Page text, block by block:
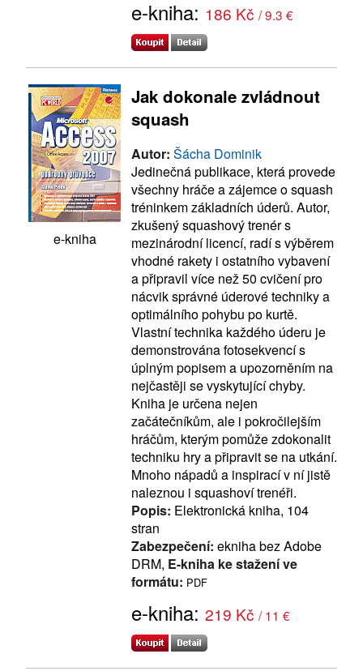
e-kniha: 186 Kč / 9.3 €
e-kniha
Jak dokonale zvládnout
squash
Autor: Šácha Dominik
Jedinečná publikace, která provede
všechny hráče a zájemce o squash
tréninkem základních úderů. Autor,
zkušený squashový trenér s
mezinárodní licencí, radí s výběrem
vhodné rakety i ostatního vybavení
a připravil více než 50 cvičení pro
nácvik správné úderové techniky a
optimálního pohybu po kurtě.
Vlastní technika každého úderu je
demonstrována fotosekvencí s
úplným popisem a upozorněním na
nejčastěji se vyskytující chyby.
Kniha je určena nejen
začátečníkům, ale i pokročilejším
hráčům, kterým pomůže zdokonalit
techniku hry a připravit se na utkání.
Mnoho nápadů a inspirací v ní jistě
naleznou i squashoví trenéři.
Popis: Elektronická kniha, 104
stran
Zabezpečení: ekniha bez Adobe
DRM, E-kniha ke stažení ve
formátu: PDF
e-kniha: 219 Kč / 11 €